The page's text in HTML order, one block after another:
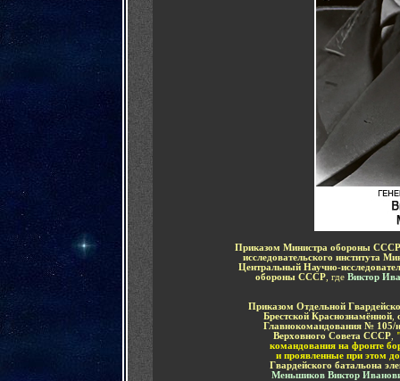
Приказом Министра обороны
исследовательского института
Центральный Научно-
обороны СССР , где Виктор
Приказом Отдельной
Брестской Краснознамённой
Главнокомандования № 105/
Верховного Совета СССР,
командования на фронте
и проявленные при этом
Гвардейского батальона
Меньшиков Виктор